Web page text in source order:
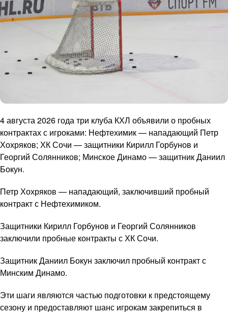
4 августа 2026 года три клуба КХЛ объявили о пробных
контрактах с игроками: Нефтехимик — нападающий Петр
Хохряков; ХК Сочи — защитники Кирилл Горбунов и
Георгий Солянников; Минское Динамо — защитник Даниил
Бокун.
Петр Хохряков — нападающий, заключивший пробный
контракт с Нефтехимиком.
Защитники Кирилл Горбунов и Георгий Солянников
заключили пробные контракты с ХК Сочи.
Защитник Даниил Бокун заключил пробный контракт с
Минским Динамо.
Эти шаги являются частью подготовки к предстоящему
сезону и предоставляют шанс игрокам закрепиться в